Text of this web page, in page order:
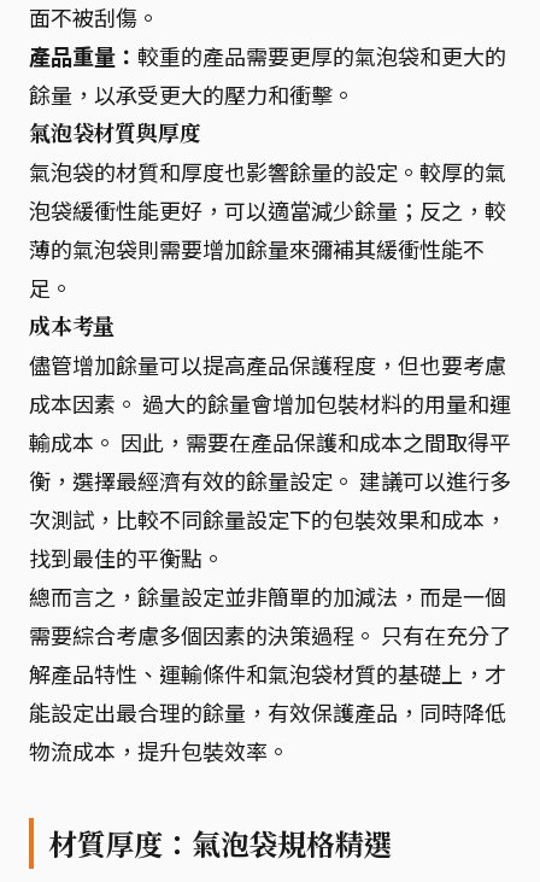
面不被刮傷。
產品重量： 較重的產品需要更厚的氣泡袋和更大的
餘量，以承受更大的壓力和衝擊。
氣泡袋材質與厚度
氣泡袋的材質和厚度也影響餘量的設定。較厚的氣
泡袋緩衝性能更好，可以適當減少餘量；反之，較
薄的氣泡袋則需要增加餘量來彌補其緩衝性能不
足。
成本考量
儘管增加餘量可以提高產品保護程度，但也要考慮
成本因素。 過大的餘量會增加包裝材料的用量和運
輸成本。 因此，需要在產品保護和成本之間取得平
衡，選擇最經濟有效的餘量設定。 建議可以進行多
次測試，比較不同餘量設定下的包裝效果和成本，
找到最佳的平衡點。
總而言之，餘量設定並非簡單的加減法，而是一個
需要綜合考慮多個因素的決策過程。 只有在充分了
解產品特性、運輸條件和氣泡袋材質的基礎上，才
能設定出最合理的餘量，有效保護產品，同時降低
物流成本，提升包裝效率。
材質厚度：氣泡袋規格精選